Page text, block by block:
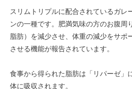
スリムトリプルに配合されているガレ
ンの一種です。肥満気味の方のお腹周
脂肪）を減少させ、体重の減少をサポ
させる機能が報告されています。
食事から得られた脂肪は「リパーゼ」
体に吸収されます。